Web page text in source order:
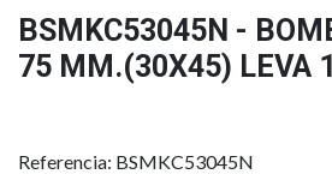
BSMKC53045N -
75 MM.(30X45) LEVA
Referencia: BSMKC53045N